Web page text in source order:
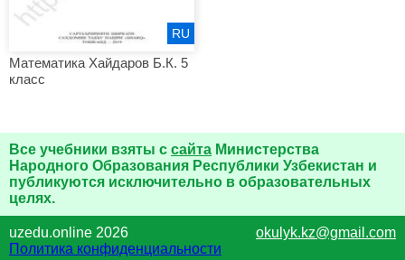
Математика Хайдаров Б.К. 5
класс
RU
Все учебники взяты с сайта Министерства
Народного Образования Республики Узбекистан и
публикуются исключительно в образовательных
целях.
uzedu.online 2026
okulyk.kz@gmail.com
Политика конфиденциальности